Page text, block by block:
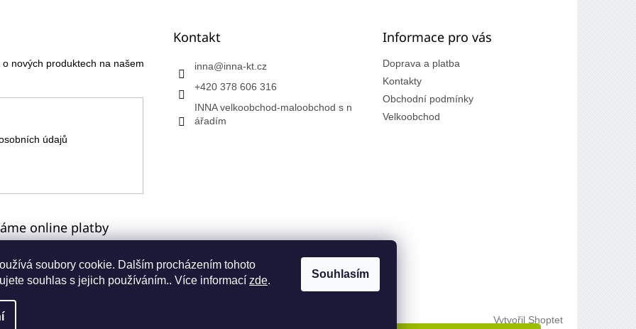
soubory cookie. Dalším procházením tohoto
souhlas s jejich používáním.. Více informací zde.
Souhlasím
nových produktech na našem
údajů
Kontakt
inna@inna-kt.cz
+420 378 606 316
INNA velkoobchod-maloobchod s n
ářadím
Informace pro vás
Doprava a platba
Kontakty
Obchodní podmínky
Velkoobchod
online platby
Vytvořil Shoptet